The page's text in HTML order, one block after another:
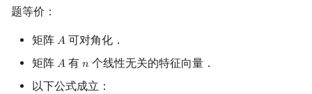
题等价：
矩阵 𝐴
A 可对角化．
矩阵 𝐴
A 有 𝑛
n 个线性无关的特征向量．
以下公式成立：